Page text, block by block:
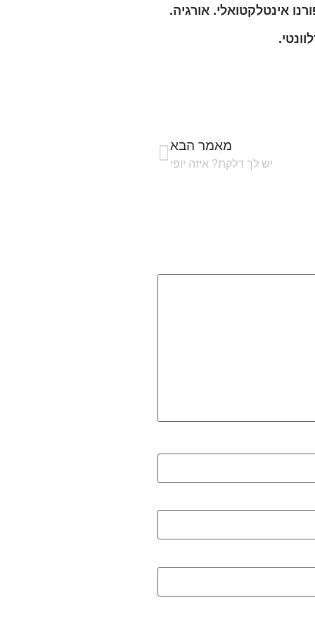
אינטלקטואלי. אורגיה.
מאמר הבא
יש לך דלקת? איזה יופי